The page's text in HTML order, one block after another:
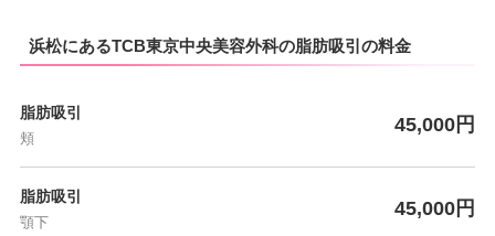
浜松にあるTCB東京中央美容外科の脂肪吸引の料金
脂肪吸引
頬
45,000円
脂肪吸引
顎下
45,000円